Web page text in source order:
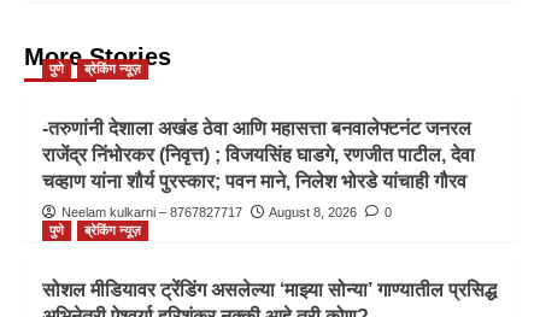
More Stories
पुणे ब्रेकिंग न्यूज़
-तरुणांनी देशाला अखंड ठेवा आणि महासत्ता बनवालेफ्टनंट जनरल
राजेंद्र निंभोरकर (निवृत्त) ; विजयसिंह घाडगे, रणजीत पाटील, देवा
चव्हाण यांना शौर्य पुरस्कार; पवन माने, निलेश भोरडे यांचाही गौरव
Neelam kulkarni – 8767827717 August 8, 2026
0
पुणे
ब्रेकिंग न्यूज़
सोशल मीडियावर ट्रेंडिंग असलेल्या ‘माझ्या सोन्या’ गाण्यातील प्रसिद्ध